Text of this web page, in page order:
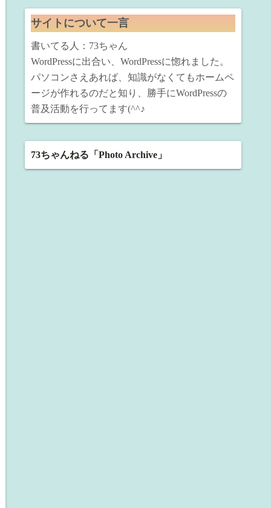
サイトについて一言
書いてる人：73ちゃん
WordPressに出合い、WordPressに惚れました。
パソコンさえあれば、知識がなくてもホームペ
ージが作れるのだと知り、勝手にWordPressの
普及活動を行ってます(^^♪
73ちゃんねる「Photo Archive」